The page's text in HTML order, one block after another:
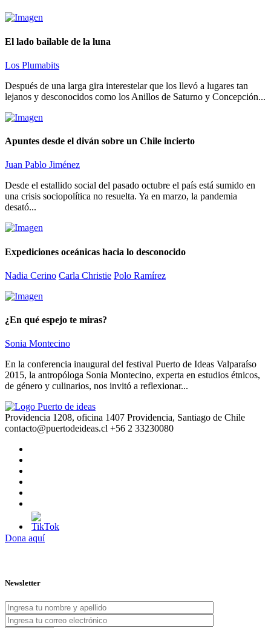
El lado bailable de la luna
Los Plumabits
Después de una larga gira interestelar que los llevó a lugares tan
lejanos y desconocidos como los Anillos de Saturno y Concepción...
Apuntes desde el diván sobre un Chile incierto
Juan Pablo Jiménez
Desde el estallido social del pasado octubre el país está sumido en
una crisis sociopolítica no resuelta. Ya en marzo, la pandemia
desató...
Expediciones oceánicas hacia lo desconocido
Nadia Cerino Carla Christie Polo Ramírez
¿En qué espejo te miras?
Sonia Montecino
En la conferencia inaugural del festival Puerto de Ideas Valparaíso
2015, la antropóloga Sonia Montecino, experta en estudios étnicos,
de género y culinarios, nos invitó a reflexionar...
Providencia 1208, oficina 1407 Providencia, Santiago de Chile
contacto@puertodeideas.cl +56 2 33230080
Dona aquí
Newsletter